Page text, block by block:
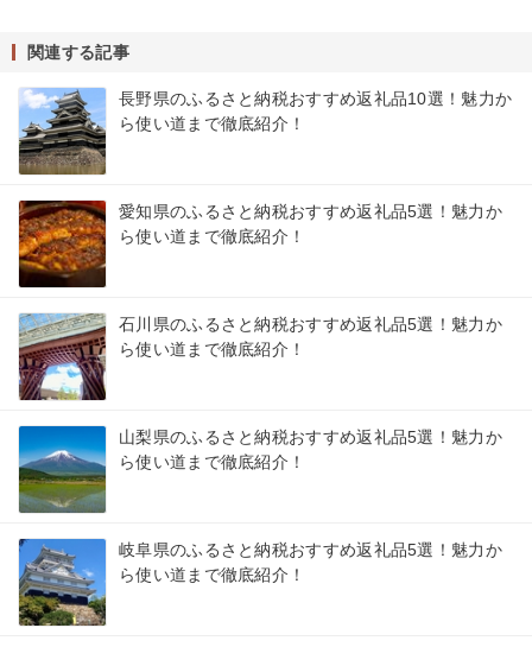
関連する記事
長野県のふるさと納税おすすめ返礼品10選！魅力か
ら使い道まで徹底紹介！
愛知県のふるさと納税おすすめ返礼品5選！魅力か
ら使い道まで徹底紹介！
石川県のふるさと納税おすすめ返礼品5選！魅力か
ら使い道まで徹底紹介！
山梨県のふるさと納税おすすめ返礼品5選！魅力か
ら使い道まで徹底紹介！
岐阜県のふるさと納税おすすめ返礼品5選！魅力か
ら使い道まで徹底紹介！